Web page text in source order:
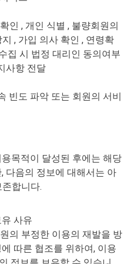
인 , 개인 식별 , 불량회원의
, 가입 의사 확인 , 연령확
집 시 법정 대리인 동의여부
사항 전달
빈도 파악 또는 회원의 서비
목적이 달성된 후에는 해당
다음의 정보에 대해서는 아
합니다.
사유
의 부정한 이용의 재발을 방
따른 협조를 위하여, 이용